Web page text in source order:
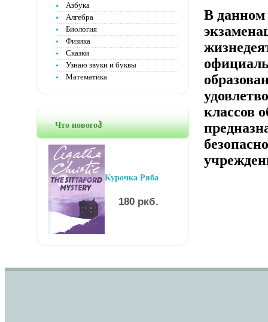
Азбука
Алгебра
Биология
Физика
Сказки
Узнаю звуки и буквы
Математика
Что новогоჰ
Курочка Ряба
180 ркб.
В данном
классов